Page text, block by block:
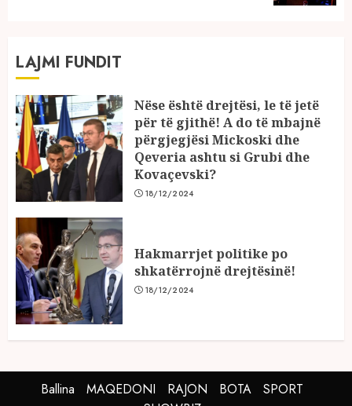
LAJMI FUNDIT
Nëse është drejtësi, le të jetë
për të gjithë! A do të mbajnë
përgjegjësi Mickoski dhe
Qeveria ashtu si Grubi dhe
Kovaçevski?
18/12/2024
Hakmarrjet politike po
shkatërrojnë drejtësinë!
18/12/2024
Ballina MAQEDONI RAJON BOTA
SPORT